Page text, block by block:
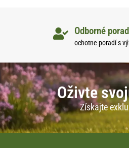
Odborné
ochotne poradí s
Oživte
Získajte